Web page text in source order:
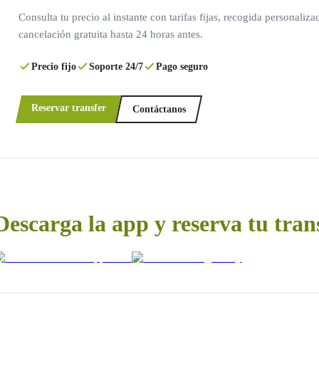
Consulta tu precio al instante con tarifas fijas, recogida
cancelación gratuita hasta 24 horas antes.
Precio fijo Soporte 24/7 Pago seguro
Reservar transfer Contáctanos
la app y reserva tu